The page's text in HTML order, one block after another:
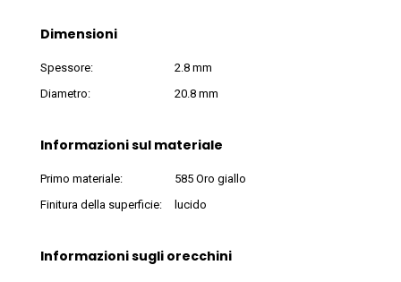
Dimensioni
Spessore:
2.8 mm
Diametro:
20.8 mm
Informazioni sul materiale
Primo materiale:
585 Oro giallo
Finitura della superficie:
lucido
Informazioni sugli orecchini